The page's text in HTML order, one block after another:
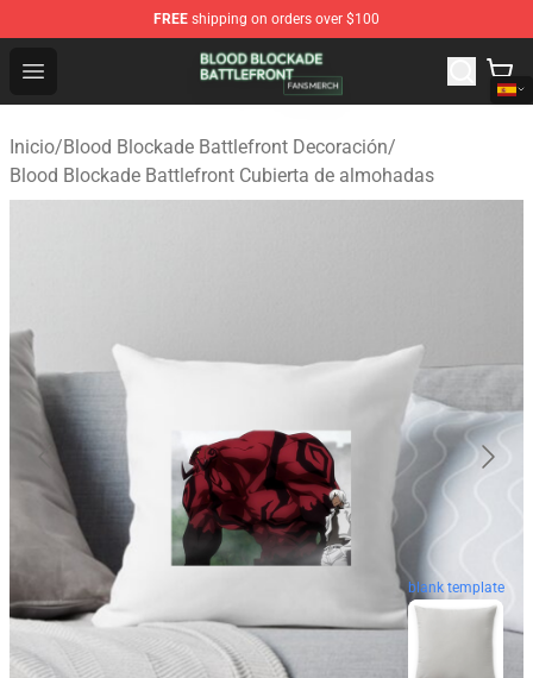
FREE shipping on orders over $100
Open menu
Blood Blockade Battlefront Shop - Official Blood
Inicio/Blood Blockade Battlefront Decoración/
Blood Blockade Battlefront Cubierta de almohadas
blank template